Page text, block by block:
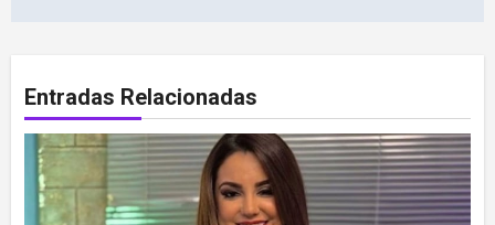
Entradas Relacionadas